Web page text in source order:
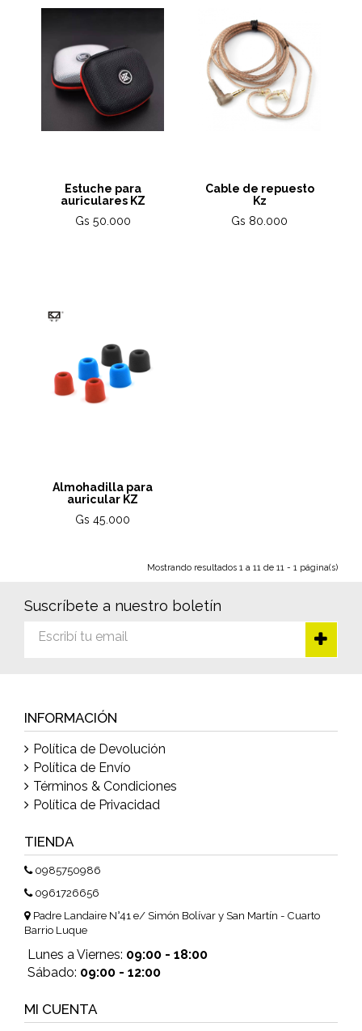
Estuche para
auriculares KZ
Gs 50.000
Cable de repuesto
Kz
Gs 80.000
Almohadilla para
auricular KZ
Gs 45.000
Mostrando resultados 1 a 11 de 11 - 1 página(s)
Suscríbete a nuestro boletín
INFORMACIÓN
Política de Devolución
Política de Envío
Términos & Condiciones
Política de Privacidad
TIENDA
0985750986
0961726656
Padre Landaire N°41 e/ Simón Bolívar y San Martín - Cuarto
Barrio Luque
Lunes a Viernes: 09:00 - 18:00
Sábado: 09:00 - 12:00
MI CUENTA